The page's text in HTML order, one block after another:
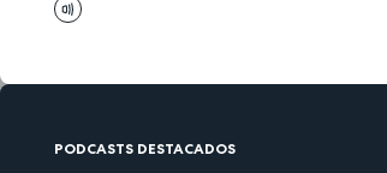
PODCASTS DESTACADOS